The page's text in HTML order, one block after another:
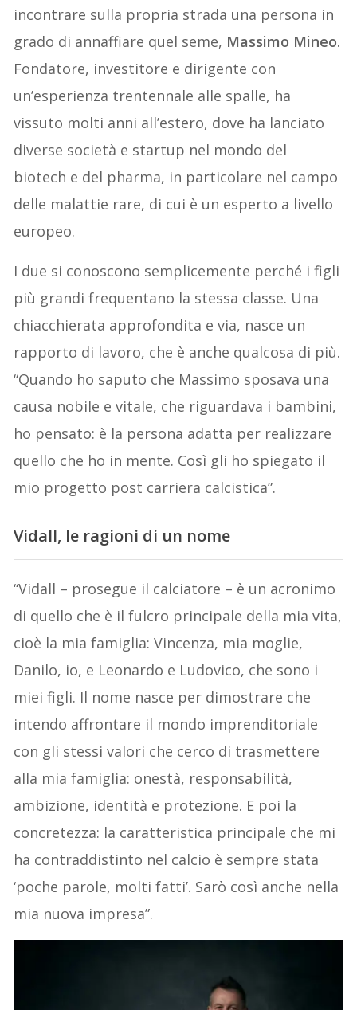
incontrare sulla propria strada una persona in
grado di annaffiare quel seme, Massimo Mineo.
Fondatore, investitore e dirigente con
un’esperienza trentennale alle spalle, ha
vissuto molti anni all’estero, dove ha lanciato
diverse società e startup nel mondo del
biotech e del pharma, in particolare nel campo
delle malattie rare, di cui è un esperto a livello
europeo.
I due si conoscono semplicemente perché i figli
più grandi frequentano la stessa classe. Una
chiacchierata approfondita e via, nasce un
rapporto di lavoro, che è anche qualcosa di più.
“Quando ho saputo che Massimo sposava una
causa nobile e vitale, che riguardava i bambini,
ho pensato: è la persona adatta per realizzare
quello che ho in mente. Così gli ho spiegato il
mio progetto post carriera calcistica”.
Vidall, le ragioni di un nome
“Vidall – prosegue il calciatore – è un acronimo
di quello che è il fulcro principale della mia vita,
cioè la mia famiglia: Vincenza, mia moglie,
Danilo, io, e Leonardo e Ludovico, che sono i
miei figli. Il nome nasce per dimostrare che
intendo affrontare il mondo imprenditoriale
con gli stessi valori che cerco di trasmettere
alla mia famiglia: onestà, responsabilità,
ambizione, identità e protezione. E poi la
concretezza: la caratteristica principale che mi
ha contraddistinto nel calcio è sempre stata
‘poche parole, molti fatti’. Sarò così anche nella
mia nuova impresa”.